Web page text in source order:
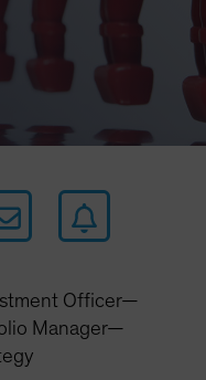
Officer—
Manager—